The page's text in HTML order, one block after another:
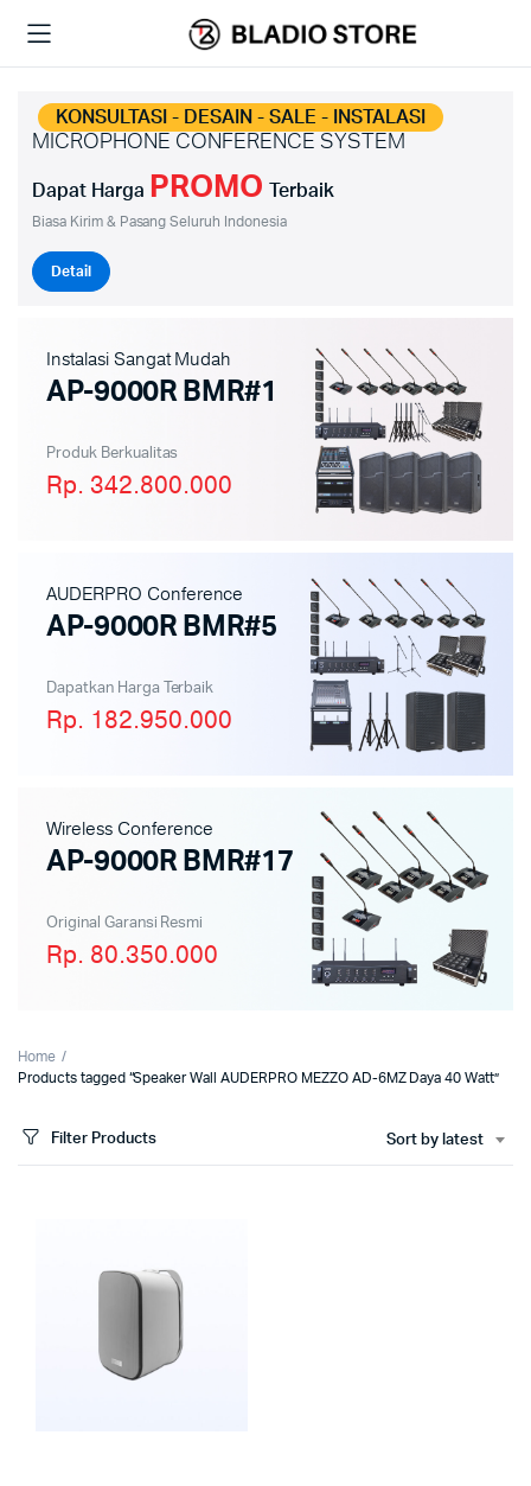
KONSULTASI - DESAIN - SALE - INSTALASI
MICROPHONE CONFERENCE SYSTEM
Dapat Harga PROMO Terbaik
Biasa Kirim & Pasang Seluruh Indonesia
Detail
Instalasi Sangat Mudah
AP-9000R BMR#1
Produk Berkualitas
Rp. 342.800.000
AUDERPRO Conference
AP-9000R BMR#5
Dapatkan Harga Terbaik
Rp. 182.950.000
Wireless Conference
AP-9000R BMR#17
Original Garansi Resmi
Rp. 80.350.000
Home
Products tagged “Speaker Wall AUDERPRO MEZZO AD-6MZ Daya 40 Watt”
Filter Products Sort by latest